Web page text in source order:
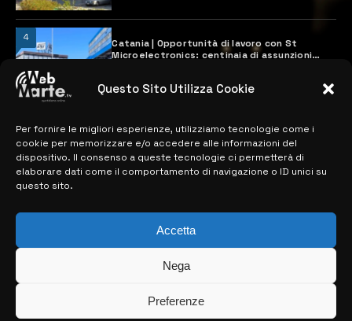
Questo Sito Utilizza Cookie
Per fornire le migliori esperienze, utilizziamo tecnologie come i
cookie per memorizzare e/o accedere alle informazioni del
dispositivo. Il consenso a queste tecnologie ci permetterà di
elaborare dati come il comportamento di navigazione o ID unici su
questo sito.
Accetta
Nega
Preferenze
4
Catania | Opportunità di lavoro con St
Microelectronics: centinaia di assunzioni
28 MARZO 2024
MAPPA DEL SITO
> NOTIZIE
> EDIZIONI LOCALI